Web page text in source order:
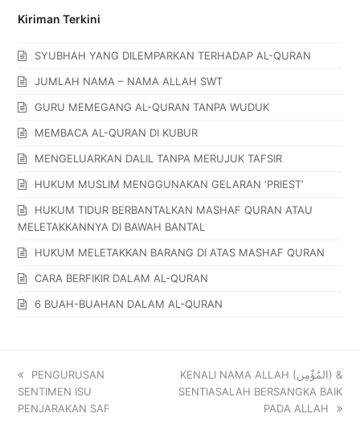
Kiriman Terkini
SYUBHAH YANG DILEMPARKAN TERHADAP AL-QURAN
JUMLAH NAMA – NAMA ALLAH SWT
GURU MEMEGANG AL-QURAN TANPA WUDUK
MEMBACA AL-QURAN DI KUBUR
MENGELUARKAN DALIL TANPA MERUJUK TAFSIR
HUKUM MUSLIM MENGGUNAKAN GELARAN ‘PRIEST’
HUKUM TIDUR BERBANTALKAN MASHAF QURAN ATAU
MELETAKKANNYA DI BAWAH BANTAL
HUKUM MELETAKKAN BARANG DI ATAS MASHAF QURAN
CARA BERFIKIR DALAM AL-QURAN
6 BUAH-BUAHAN DALAM AL-QURAN
PENGURUSAN
SENTIMEN ISU
PENJARAKAN SAF
KENALI NAMA ALLAH (المُؤْمِن) &
SENTIASALAH BERSANGKA BAIK
PADA ALLAH